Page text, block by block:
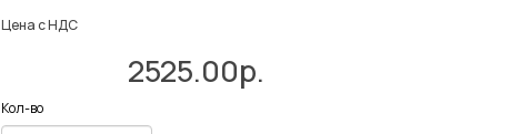
Цена с НДС
2525.00р.
Кол-во